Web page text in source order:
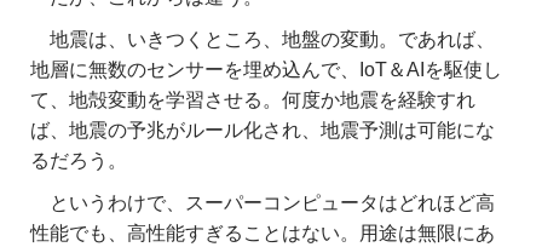
地震は、いきつくところ、地盤の変動。であれば、
地層に無数のセンサーを埋め込んで、IoT＆AIを駆使し
て、地殻変動を学習させる。何度か地震を経験すれ
ば、地震の予兆がルール化され、地震予測は可能にな
るだろう。
というわけで、スーパーコンピュータはどれほど高
性能でも、高性能すぎることはない。用途は無限にあ